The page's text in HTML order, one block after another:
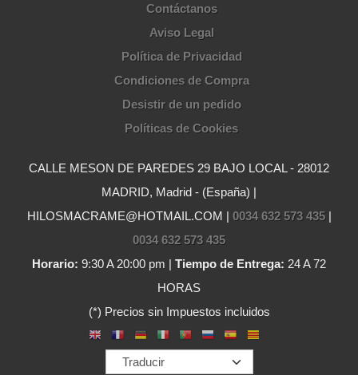
Contáctanos
Aviso Legal
Política de Privacidad
Condiciones de Compra
Desistir de un pedido
Políticas de Cookies
CALLE MESON DE PAREDES 29 BAJO LOCAL - 28012
MADRID, Madrid - (España) |
HILOSMACRAME@HOTMAIL.COM | 0034 632 573 435|
0034 632 573 435
Horario: 9:30 A 20:00 pm | Tiempo de Entrega: 24 A 72
HORAS
(*) Precios sin Impuestos incluidos